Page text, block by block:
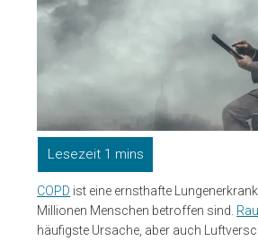
COPD ist eine ernsthafte
Millionen Menschen betroffen sind.
häufigste Ursache, aber auch